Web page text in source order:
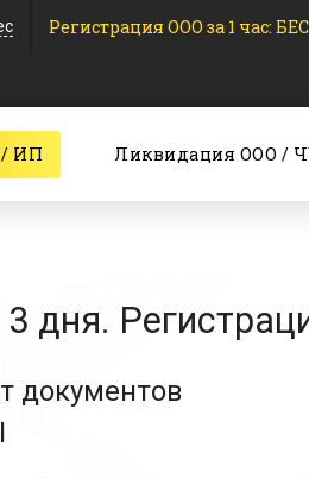
Регистрация ООО за 1 час:
/ ИП Ликвидация ООО /
дня.
документов